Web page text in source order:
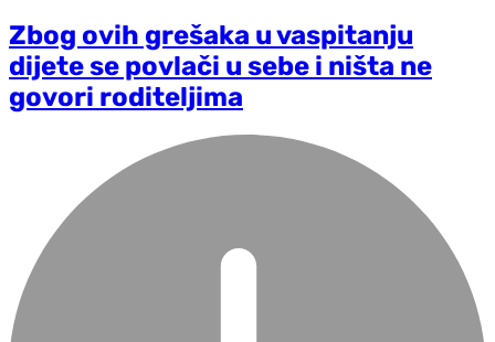
Zbog ovih grešaka u vaspitanju
dijete se povlači u sebe i ništa ne
govori roditeljima